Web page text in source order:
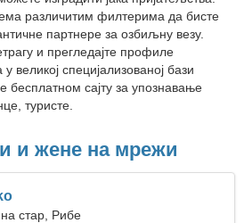
различитим филтерима да бисте
партнере за озбиљну везу.
и прегледајте профиле
великој специјализованој бази
бесплатном сајту за упознавање
туристе.
и жене на мрежи
стар, Рибе